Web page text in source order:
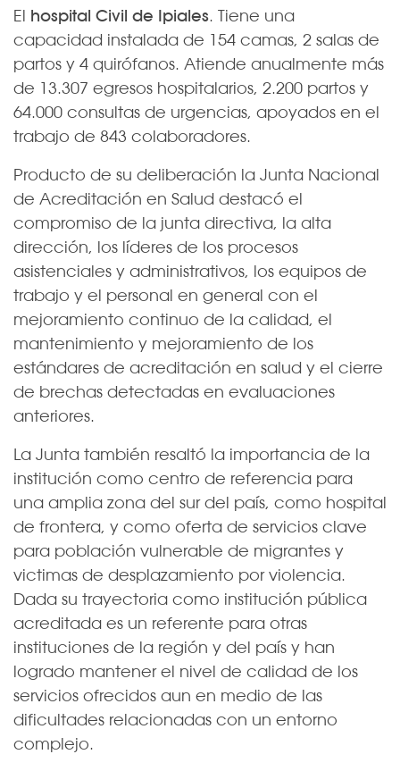
El hospital Civil de Ipiales. Tiene una
capacidad instalada de 154 camas, 2 salas de
partos y 4 quirófanos. Atiende anualmente más
de 13.307 egresos hospitalarios, 2.200 partos y
64.000 consultas de urgencias, apoyados en el
trabajo de 843 colaboradores.
Producto de su deliberación la Junta Nacional
de Acreditación en Salud destacó el
compromiso de la junta directiva, la alta
dirección, los líderes de los procesos
asistenciales y administrativos, los equipos de
trabajo y el personal en general con el
mejoramiento continuo de la calidad, el
mantenimiento y mejoramiento de los
estándares de acreditación en salud y el cierre
de brechas detectadas en evaluaciones
anteriores.
La Junta también resaltó la importancia de la
institución como centro de referencia para
una amplia zona del sur del país, como hospital
de frontera, y como oferta de servicios clave
para población vulnerable de migrantes y
victimas de desplazamiento por violencia.
Dada su trayectoria como institución pública
acreditada es un referente para otras
instituciones de la región y del país y han
logrado mantener el nivel de calidad de los
servicios ofrecidos aun en medio de las
dificultades relacionadas con un entorno
complejo.